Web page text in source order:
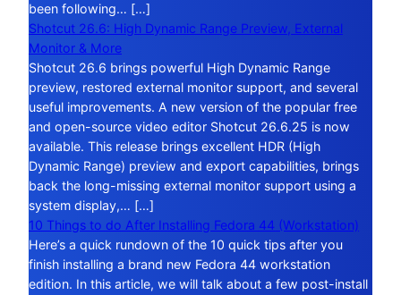
been following… […]
Shotcut 26.6: High Dynamic Range Preview, External
Monitor & More
Shotcut 26.6 brings powerful High Dynamic Range
preview, restored external monitor support, and several
useful improvements. A new version of the popular free
and open-source video editor Shotcut 26.6.25 is now
available. This release brings excellent HDR (High
Dynamic Range) preview and export capabilities, brings
back the long-missing external monitor support using a
system display,… […]
10 Things to do After Installing Fedora 44 (Workstation)
Here’s a quick rundown of the 10 quick tips after you
finish installing a brand new Fedora 44 workstation
edition. In this article, we will talk about a few post-install